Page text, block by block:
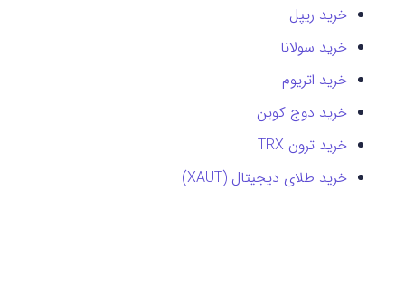
خرید ریپل
خرید سولانا
خرید اتریوم
خرید دوج کوین
خرید ترون TRX
خرید طلای دیجیتال (XAUT)